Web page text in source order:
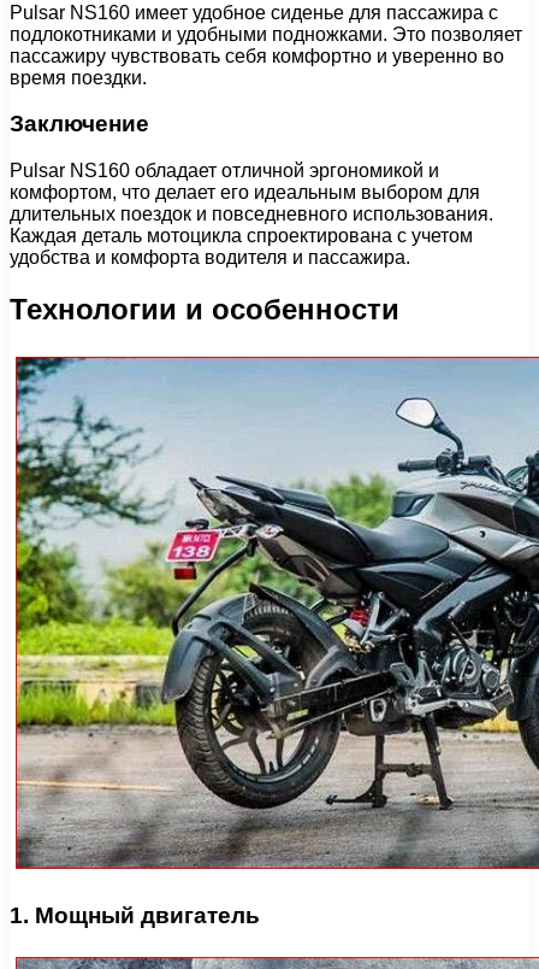
Pulsar NS160 имеет удобное сиденье для пассажира с
подлокотниками и удобными подножками. Это позволяет
пассажиру чувствовать себя комфортно и уверенно во
время поездки.
Заключение
Pulsar NS160 обладает отличной эргономикой и
комфортом, что делает его идеальным выбором для
длительных поездок и повседневного использования.
Каждая деталь мотоцикла спроектирована с учетом
удобства и комфорта водителя и пассажира.
Технологии и особенности
1. Мощный двигатель